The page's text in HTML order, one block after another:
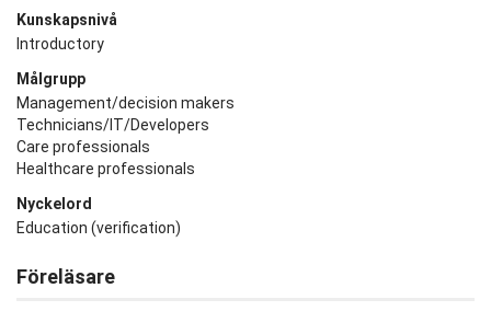
Kunskapsnivå
Introductory
Målgrupp
Management/decision makers
Technicians/IT/Developers
Care professionals
Healthcare professionals
Nyckelord
Education (verification)
Föreläsare